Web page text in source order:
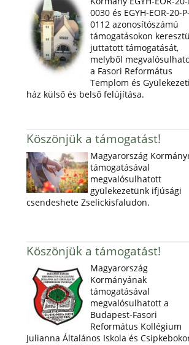
0030 és EGYH-EOR-20-P-
0112 azonosítószámú
támogatásokon
juttatott támogatását,
melyből
a Fasori Református
Templom és Gyülekezeti
ház külső és belső felújítása.
Köszönjük a támogatást!
Magyarország
támogatásával
megvalósulhatott
gyülekezetünk ifjúsági
csendeshete Zselickisfaludon.
Köszönjük a támogatást!
Magyarország
Kormányának
támogatásával
megvalósulhatott a
Budapest-Fasori
Református Kollégium
Julianna Általános Iskola és